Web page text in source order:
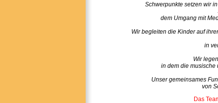
Schwerpunkte setzen wir
dem Umgang mit
Wir begleiten die Kinder auf
in
Wir
in dem die musische
Unser gemeinsames
von
Das